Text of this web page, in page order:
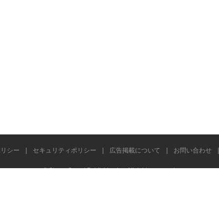
シー セキュリティポリシー 広告掲載について お問い合わせ
© Stereo Sound Publishing Inc. All rights reserved.